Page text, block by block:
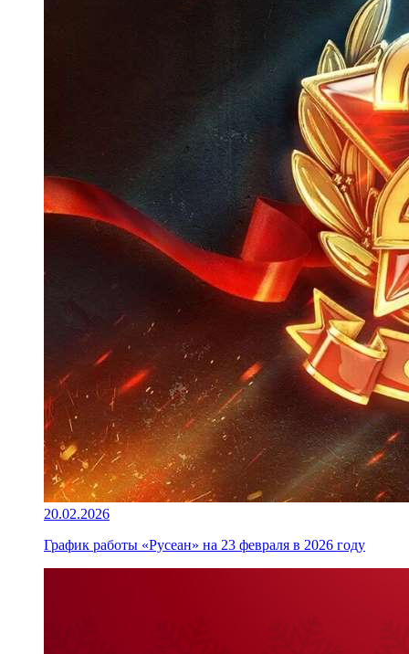
20.02.2026
График работы «Русеан» на 23 февраля в 2026 году